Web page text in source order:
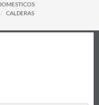
CALDERAS